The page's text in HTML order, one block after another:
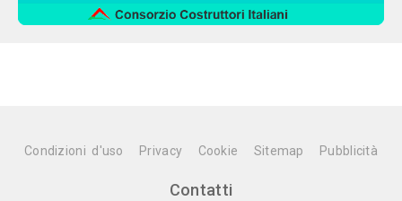
Condizioni d'uso Privacy Cookie Sitemap Pubblicità
Contatti